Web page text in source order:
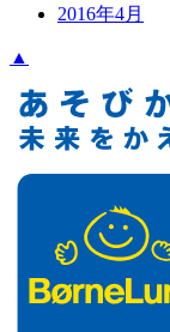
2016年4月
▲